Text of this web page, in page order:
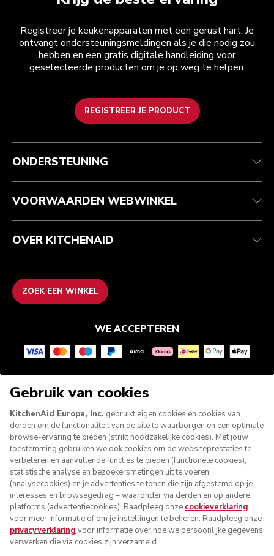
Registreer je keukenapparaten met een gerust hart. Je
ontvangt ondersteuningsmeldingen als je die nodig zou
hebben en een gratis digitale handleiding voor
geselecteerde producten om je op weg te helpen.
REGISTREER JE PRODUCT
Health check
Je bestelling volgen
Garantie en documenten
Veelgestelde vragen
Algemene voorwaarden
Retournering en terugbetaling
Imprint
ODR
Het merk
Zoek een winkel
ONDERSTEUNING
VOORWAARDEN WEBWINKEL
OVER KITCHENAID
ZOEK EEN WINKEL
WE ACCEPTEREN
VOLG ONS
© KitchenAid 2026 - Alle rechten voorbehouden.
KitchenAid en het design van de mixer zijn handelsmerken
Gebruik van cookies
KitchenAid Europa, Inc. gebruikt eigen cookies en cookies van
derden om de functionaliteit van de site te waarborgen en een optimale
browse-ervaring te bieden (strikt noodzakelijke cookies). Met jouw
toestemming gebruiken we ook cookies om de websiteprestaties te
verbeteren en aanvullende functies te bieden (functionele cookies),
statistische analyse en bezoekersmetingen uit te voeren
(analysecookies) en je advertenties te tonen die zijn afgestemd op je
interesses en browsegedrag – waaronder via derden en op andere
platforms (advertentiecookies). Raadpleeg onze cookieverklaring
voor meer informatie of om je instellingen te beheren. Raadpleeg onze
privacyverklaring voor informatie over hoe we persoonlijke gegevens
verwerken die via cookies zijn verzameld.